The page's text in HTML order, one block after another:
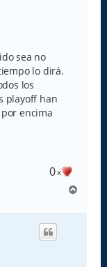
sea no
lo dirá.
los
playoff han
encima
0x
r